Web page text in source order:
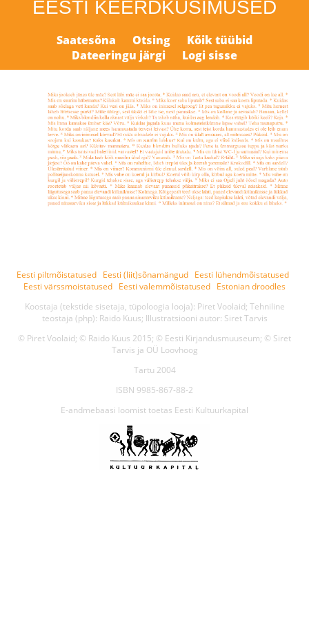
EESTI KEERDKÜSIMUSED
Saatesõna Otsing
Kõik tüübid
Dateeringu järgi
Logi sisse
Eesti piltmõistatused Eesti (liit)sõnamängud
Eesti lühendmõistatused
Eesti värssmoistatused Eesti valemmõistatused Estonian droodles
Koostaja (tekstide sisetaja, tüpoloogia looja): Piret Voolaid; Tehniline
teostaja (php): Raido Kuus; Illustratsiooni autor: Siret Tarvis
© Piret Voolaid; © Raido Kuus 2015; © Eesti Kirjandusmuuseum; © Siret
Tarvis ja OÜ Loovhoog
Tartu 2004
ISBN 9985-867-88-2
E-andmebaasi loomist toetas Eesti Kultuurkapital